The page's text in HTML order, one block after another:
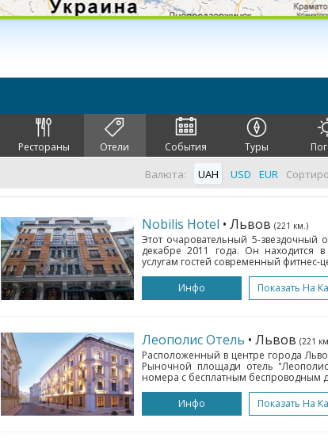
Рестораны Отели События Туры
Валюта: UAH USD EUR
Nobilis Hotel • Львов (221 км.)
Этот очаровательный 5-звездочный
декабре 2011 года. Он находится
услугам гостей современный фитнес-
Инфо
Показать На
Леополис Отель • Львов (221
Расположенный в центре города
Рыночной площади отель
номера с бесплатным беспроводным
Инфо
Показать На